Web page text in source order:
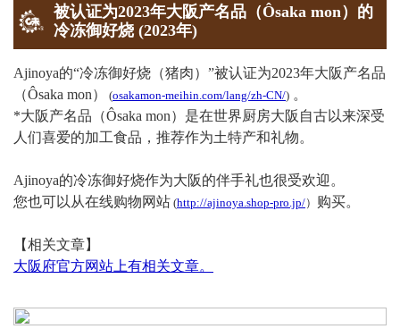
2018-10-23
ytv
它是在“Kansai Joho Net ten.”中介绍的。星期二，“Tokoton
Manzoku! Odekake Concierge”。
2016-10-12
杂志/书
入选《京都米其林指南/ 2017年》的“ Bib Gurman”。
2015-12-17
ABC
2015-10-23
入选《京都米其林指南/ 2016年》的“ Bib Gurman”。
被认证为2023年大阪产名品（Ôsaka mon）的
冷冻御好烧 (2023年)
Ajinoya的“冷冻御好烧（猪肉）”被认证为2023年大阪产名品
（Ôsaka mon）
(osakamon-meihin.com/lang/zh-CN/) 。
*大阪产名品（Ôsaka mon）是在世界厨房大阪自古以来深受
人们喜爱的加工食品，推荐作为土特产和礼物。
Ajinoya的冷冻御好烧作为大阪的伴手礼也很受欢迎。
您也可以从在线购物网站 (http://ajinoya.shop-pro.jp/） 购买。
【相关文章】
大阪府官方网站上有相关文章。